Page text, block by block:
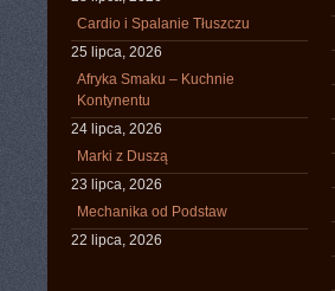
Cardio i Spalanie Tłuszczu
25 lipca, 2026
Afryka Smaku – Kuchnie
Kontynentu
24 lipca, 2026
Marki z Duszą
23 lipca, 2026
Mechanika od Podstaw
22 lipca, 2026